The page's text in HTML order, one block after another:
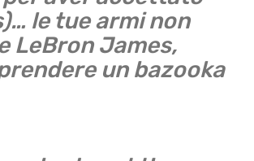
le tue armi non
LeBron James,
un bazooka